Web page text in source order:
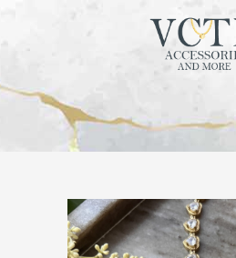
vctr
ΑΡΧΙΚΗ
ΣΚΟΥΛΑΡΊΚΙΑ
ΚΟΛΙΈ